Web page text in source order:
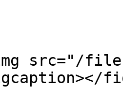
src="/files/